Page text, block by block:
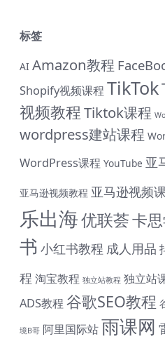
标签
AI Amazon教程
Shopify视频课程 TikTok
视频教程Tiktok课程
wordpress建站课程
WordPress课程 YouTube 亚
亚马逊视频教程 亚马逊视频
乐出海优联荟卡
书 小红书教程 成人用品
程 淘宝教程 独立站教程 独立站
ADS教程 谷歌SEO教程
境B哥 阿里国际站雨课网